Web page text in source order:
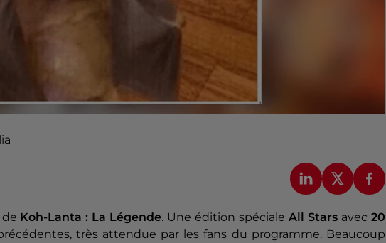
Koh-Lanta : La Légende. Une édition spécialeAll Starsavec 20
très attendue par les fans du programme. Beaucoup